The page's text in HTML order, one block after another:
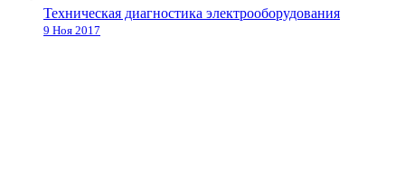
Техническая диагностика электрооборудования
9 Ноя 2017